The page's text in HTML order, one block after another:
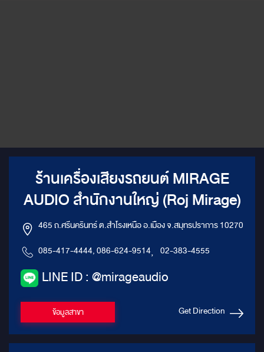
ร้านเครื่องเสียงรถยนต์ MIRAGE
AUDIO สำนักงานใหญ่ (Roj Mirage)
465 ถ.ศรีนครินทร์ ต.สำโรงเหนือ อ.เมือง จ.สมุทรปราการ 10270
085-417-4444, 086-624-9514, 02-383-4555
LINE ID : @mirageaudio
ข้อมูลสาขา Get Direction